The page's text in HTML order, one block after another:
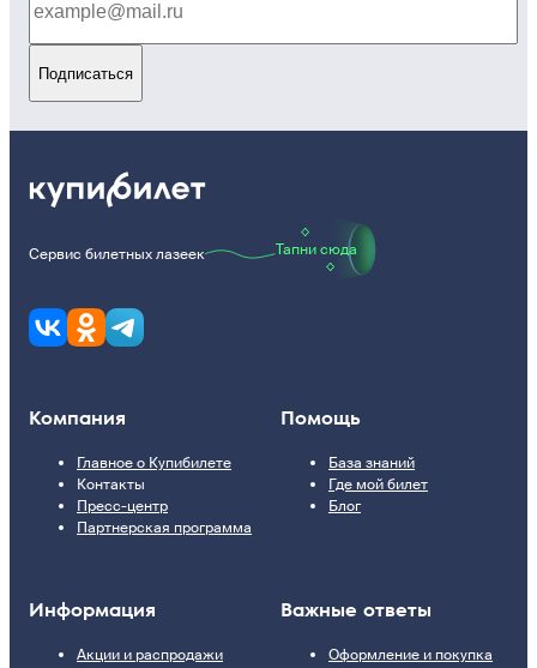
Подписаться
Сервис билетных лазеек Тапни сюда
Компания
Главное о Купибилете
Контакты
Пресс-центр
Партнерская программа
Помощь
База знаний
Где мой билет
Блог
Информация
Акции и распродажи
Важные ответы
Оформление и покупка